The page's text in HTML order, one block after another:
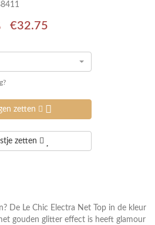
€32.75
zetten
zetten
De Le Chic Electra Net Top in de kleur
gouden glitter effect is heeft glamour